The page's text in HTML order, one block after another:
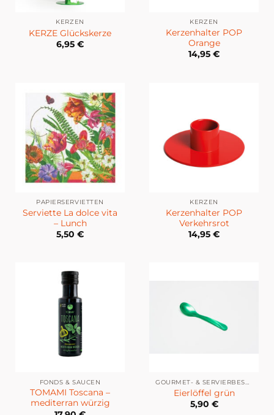
KERZEN
KERZE Glückskerze
6,95 €
KERZEN
Kerzenhalter POP
Orange
14,95 €
PAPIERSERVIETTEN
Serviette La dolce vita
– Lunch
5,50 €
KERZEN
Kerzenhalter POP
Verkehrsrot
14,95 €
FONDS & SAUCEN
TOMAMI Toscana –
mediterran würzig
GOURMET- & SERVIERBESTECK
Eierlöffel grün
5,90 €